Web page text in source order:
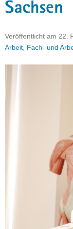
n
v
Sachsen
Veröffentlicht am 22.
Arbeit Fach- und